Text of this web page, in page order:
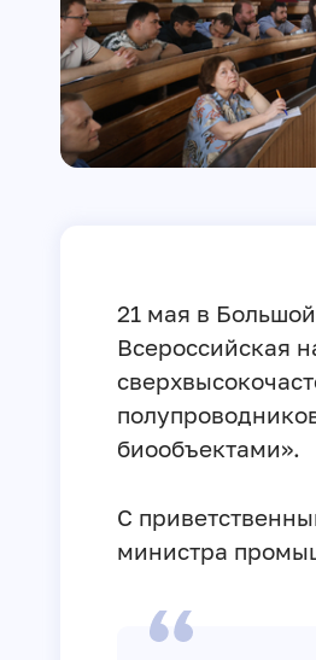
21 мая в
Всероссийская
биообъектами».
С
министра